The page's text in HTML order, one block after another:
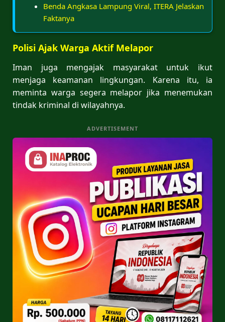
Benda Angkasa Lampung Viral, ITERA Jelaskan
Faktanya
Polisi Ajak Warga Aktif Melapor
Iman juga mengajak masyarakat untuk ikut
menjaga keamanan lingkungan. Karena itu, ia
meminta warga segera melapor jika menemukan
tindak kriminal di wilayahnya.
ADVERTISEMENT